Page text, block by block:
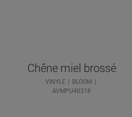
Chêne miel brossé
VINYLE
BLOOM
AVMPU40318